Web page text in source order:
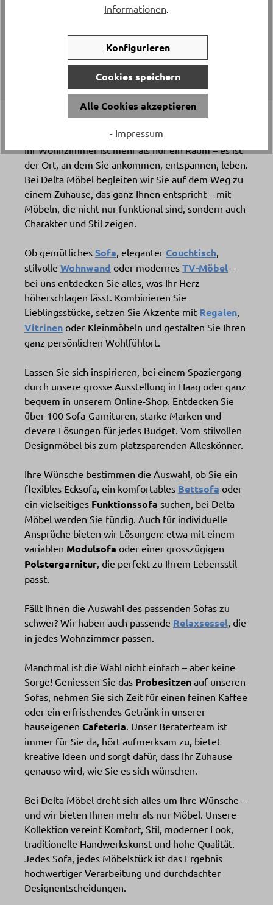
Wohnen beginnt mit einem Gefühl.
Ihr Wohnzimmer ist mehr als nur ein Raum – es ist
der Ort, an dem Sie ankommen, entspannen, leben.
Bei Delta Möbel begleiten wir Sie auf dem Weg zu
einem Zuhause, das ganz Ihnen entspricht – mit
Möbeln, die nicht nur funktional sind, sondern auch
Charakter und Stil zeigen.
Ob gemütliches Sofa , eleganter Couchtisch
stilvolle Wohnwand oder modernes TV-Möbel –
bei uns entdecken Sie alles, was Ihr Herz
höherschlagen lässt. Kombinieren Sie
Lieblingsstücke, setzen Sie Akzente mit Regalen
Vitrinen oder Kleinmöbeln und gestalten Sie Ihren
ganz persönlichen Wohlfühlort.
Lassen Sie sich inspirieren, bei einem Spaziergang
durch unsere grosse Ausstellung in Haag oder ganz
bequem in unserem Online-Shop. Entdecken Sie
über 100 Sofa-Garnituren, starke Marken und
clevere Lösungen für jedes Budget. Vom stilvollen
Designmöbel bis zum platzsparenden Alleskönner.
Ihre Wünsche bestimmen die Auswahl, ob Sie ein
flexibles Ecksofa, ein komfortables Bettsofa oder
ein vielseitiges Funktionssofa suchen, bei Delta
Möbel werden Sie fündig. Auch für individuelle
Ansprüche bieten wir Lösungen: etwa mit einem
variablen Modulsofa oder einer grosszügigen
Polstergarnitur , die perfekt zu Ihrem Lebensstil
passt.
Fällt Ihnen die Auswahl des passenden Sofas zu
schwer? Wir haben auch passende Relaxsessel , die
in jedes Wohnzimmer passen.
Manchmal ist die Wahl nicht einfach – aber keine
Sorge! Geniessen Sie das Probesitzen auf unseren
Sofas, nehmen Sie sich Zeit für einen feinen Kaffee
oder ein erfrischendes Getränk in unserer
hauseigenen Cafeteria . Unser Beraterteam ist
immer für Sie da, hört aufmerksam zu, bietet
kreative Ideen und sorgt dafür, dass Ihr Zuhause
genauso wird, wie Sie es sich wünschen.
Bei Delta Möbel dreht sich alles um Ihre Wünsche –
und wir bieten Ihnen mehr als nur Möbel. Unsere
Kollektion vereint Komfort, Stil, moderner Look,
traditionelle Handwerkskunst und hohe Qualität.
Jedes Sofa, jedes Möbelstück ist das Ergebnis
hochwertiger Verarbeitung und durchdachter
Designentscheidungen.
Informationen.
Konfigurieren
Cookies speichern
Alle Cookies akzeptieren
- Impressum